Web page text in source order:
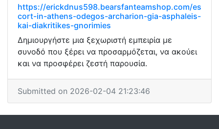
https://erickdnus598.bearsfanteamshop.com/es
cort-in-athens-odegos-archarion-gia-asphaleis-
kai-diakritikes-gnorimies
Δημιουργήστε μια ξεχωριστή εμπειρία με
συνοδό που ξέρει να προσαρμόζεται, να ακούει
και να προσφέρει ζεστή παρουσία.
Submitted on 2026-02-04 21:23:46